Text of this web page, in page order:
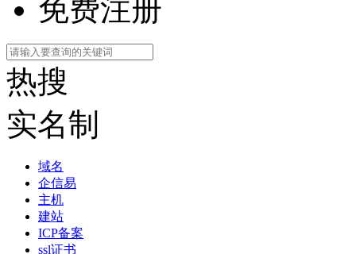
免费注册
热搜
实名制
域名
企信易
主机
建站
ICP备案
ssl证书